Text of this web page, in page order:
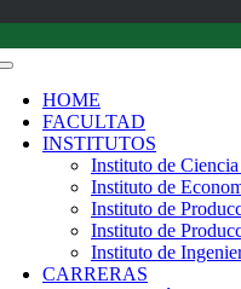
HOME
FACULTAD
INSTITUTOS
Instituto de
Instituto de
Instituto de
Instituto de
Instituto de
CARRERAS